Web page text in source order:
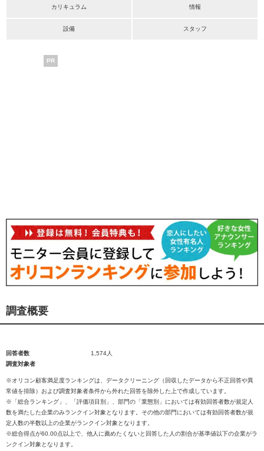
カリキュラム 情報
設備 スタッフ
PR
調査概要
回答者数
1,574人
調査対象者
※オリコン顧客満足度ランキングは、データクリーニング（回収したデータから不正回答や異
常値を排除）および調査対象者条件から外れた回答を除外した上で作成しています。
※「総合ランキング」、「評価項目別」、部門の「業態別」においては有効回答者数が規定人
数を満たした企業のみランクイン対象となります。その他の部門においては有効回答者数が規
定人数の半数以上の企業がランクイン対象となります。
※総合得点が60.00点以上で、他人に薦めたくないと回答した人の割合が基準値以下の企業がラ
ンクイン対象となります。